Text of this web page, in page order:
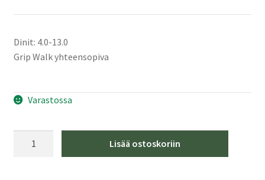
Dinit: 4.0-13.0
Grip Walk yhteensopiva
Varastossa
Lisää ostoskoriin